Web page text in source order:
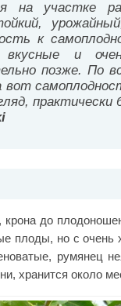
на участке
к
вкусные и
позже. По
вот
практически
до
плоды, но с
румянец
хранится около